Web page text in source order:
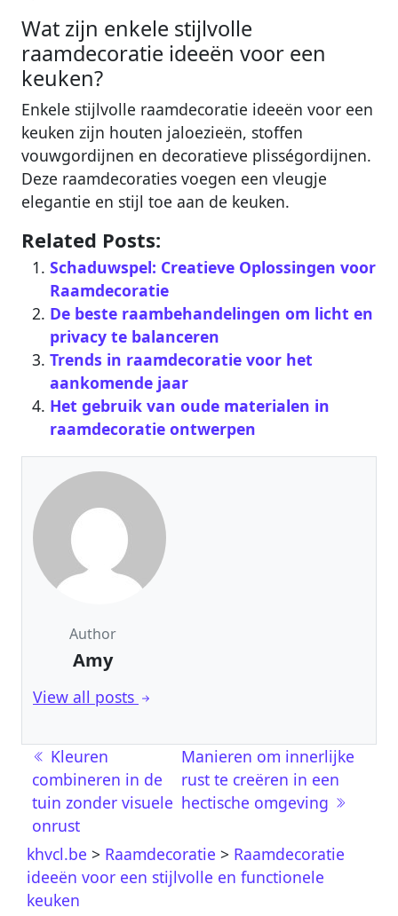
Wat zijn enkele stijlvolle
raamdecoratie ideeën voor een
keuken?
Enkele stijlvolle raamdecoratie ideeën voor een
keuken zijn houten jaloezieën, stoffen
vouwgordijnen en decoratieve plisségordijnen.
Deze raamdecoraties voegen een vleugje
elegantie en stijl toe aan de keuken.
Related Posts:
Schaduwspel: Creatieve Oplossingen voor
Raamdecoratie
De beste raambehandelingen om licht en
privacy te balanceren
Trends in raamdecoratie voor het
aankomende jaar
Het gebruik van oude materialen in
raamdecoratie ontwerpen
Author
Amy
View all posts
Post navigation
Kleuren
combineren in de
tuin zonder visuele
onrust
Manieren om innerlijke
rust te creëren in een
hectische omgeving
khvcl.be > Raamdecoratie > Raamdecoratie
ideeën voor een stijlvolle en functionele
keuken